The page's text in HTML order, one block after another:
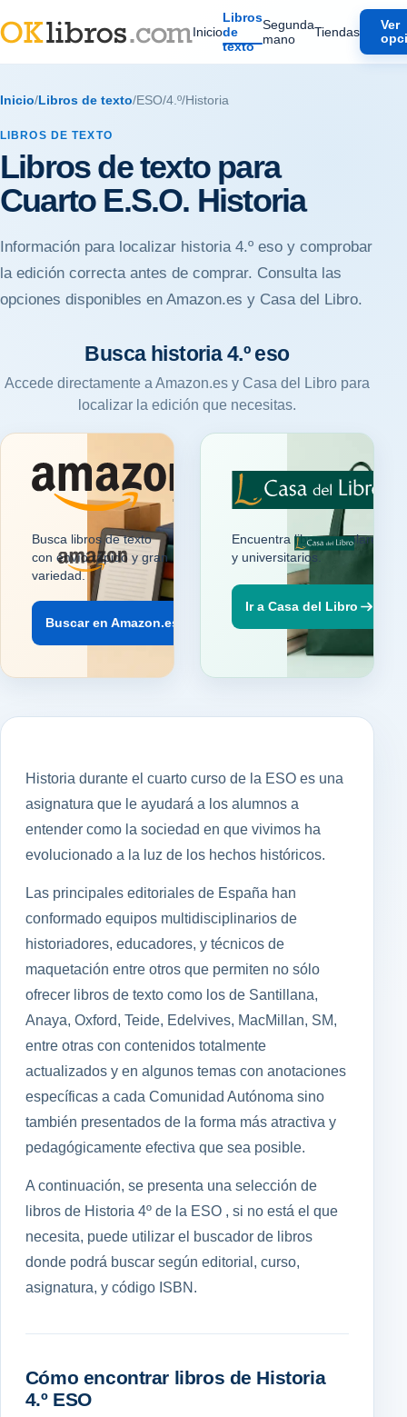
Inicio
Libros
de
texto
Segunda
mano
Tiendas
Ver
Inicio/ Libros de texto/ESO/4.º/Historia
LIBROS DE TEXTO
Libros de texto para
Cuarto E.S.O. Historia
Información para localizar historia 4.º eso y comprobar
la edición correcta antes de comprar. Consulta las
opciones disponibles en Amazon.es y Casa del Libro.
Busca historia 4.º eso
Accede directamente a Amazon.es y Casa del Libro para
localizar la edición que necesitas.
.es
Busca libros de texto
con envío rápido y gran
variedad.
Buscar en Amazon.es
Encuentra libros escolares
y universitarios.
Ir a Casa del Libro
Historia durante el cuarto curso de la ESO es una
asignatura que le ayudará a los alumnos a
entender como la sociedad en que vivimos ha
evolucionado a la luz de los hechos históricos.
Las principales editoriales de España han
conformado equipos multidisciplinarios de
historiadores, educadores, y técnicos de
maquetación entre otros que permiten no sólo
ofrecer libros de texto como los de Santillana,
Anaya, Oxford, Teide, Edelvives, MacMillan, SM,
entre otras con contenidos totalmente
actualizados y en algunos temas con anotaciones
específicas a cada Comunidad Autónoma sino
también presentados de la forma más atractiva y
pedagógicamente efectiva que sea posible.
A continuación, se presenta una selección de
libros de Historia 4º de la ESO , si no está el que
necesita, puede utilizar el buscador de libros
donde podrá buscar según editorial, curso,
asignatura, y código ISBN.
Cómo encontrar libros de Historia
4.º ESO